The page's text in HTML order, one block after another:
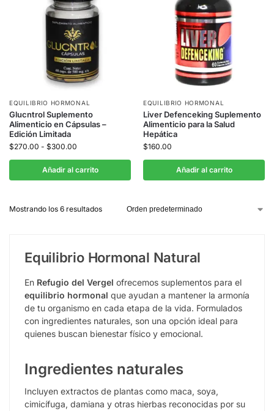
EQUILIBRIO HORMONAL
Glucntrol Suplemento
Alimenticio en Cápsulas –
Edición Limitada
$270.00 - $300.00
Añadir al carrito
EQUILIBRIO HORMONAL
Liver Defenceking Suplemento
Alimenticio para la Salud
Hepática
$160.00
Añadir al carrito
Mostrando los 6 resultados
Equilibrio Hormonal Natural
En Refugio del Vergel ofrecemos suplementos para el
equilibrio hormonal que ayudan a mantener la armonía
de tu organismo en cada etapa de la vida. Formulados
con ingredientes naturales, son una opción ideal para
quienes buscan bienestar físico y emocional.
Ingredientes naturales
Incluyen extractos de plantas como maca, soya,
cimicífuga, damiana y otras hierbas reconocidas por su